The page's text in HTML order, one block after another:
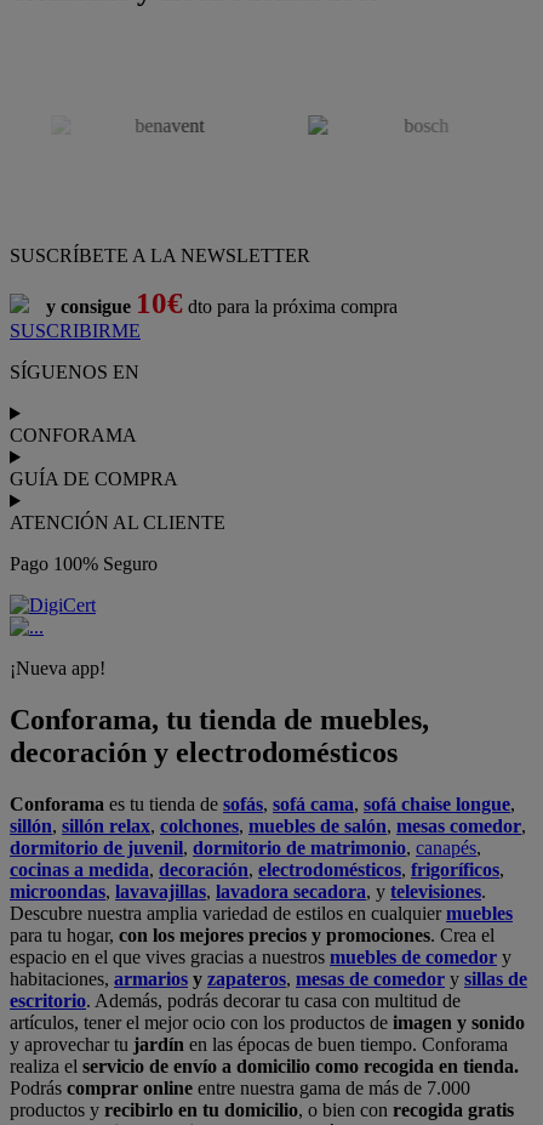
SUSCRÍBETE A LA NEWSLETTER
y consigue 10€ dto para la próxima compra
SUSCRIBIRME
SÍGUENOS EN
CONFORAMA
GUÍA DE COMPRA
ATENCIÓN AL CLIENTE
Pago 100% Seguro
¡Nueva app!
Conforama, tu tienda de muebles,
decoración y electrodomésticos
Conforama es tu tienda de sofás, sofá cama, sofá chaise longue,
sillón, sillón relax, colchones, muebles de salón, mesas comedor,
dormitorio de juvenil, dormitorio de matrimonio, canapés,
cocinas a medida, decoración, electrodomésticos, frigoríficos,
microondas, lavavajillas, lavadora secadora, y televisiones.
Descubre nuestra amplia variedad de estilos en cualquiermuebles
para tu hogar, con los mejores precios y promociones. Crea el
espacio en el que vives gracias a nuestros muebles de comedor y
habitaciones, armarios y zapateros, mesas de comedor y sillas de
escritorio. Además, podrás decorar tu casa con multitud de
artículos, tener el mejor ocio con los productos de imagen y sonido
y aprovechar tu jardín en las épocas de buen tiempo. Conforama
realiza el servicio de envío a domicilio como recogida en tienda.
Podrás comprar online entre nuestra gama de más de 7.000
productos y recibirlo en tu domicilio, o bien con recogida gratis